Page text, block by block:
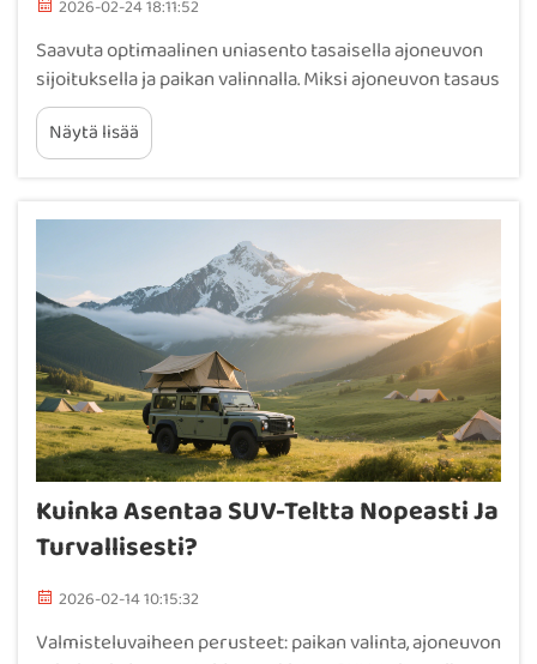
2026-02-24 18:11:52
Saavuta optimaalinen uniasento tasaisella ajoneuvon
sijoituksella ja paikan valinnalla. Miksi ajoneuvon tasaus
on välttämätöntä selkärangan suoristumisen ja
painepisteen lievittämisen kannalta auton
katontakkaisessa teltassa. Kun joku nukkuu
epäluonnolliseen suuntaan...
Näytä lisää
Kuinka Asentaa SUV-Teltta Nopeasti Ja
Turvallisesti?
2026-02-14 10:15:32
Valmisteluvaiheen perusteet: paikan valinta, ajoneuvon